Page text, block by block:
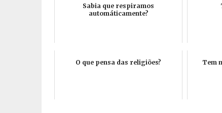
Sabia que respiramos
automáticamente?
O que pensa das religiões? Tem